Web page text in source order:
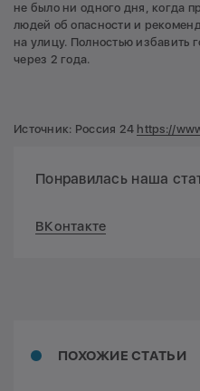
не было ни одного дня, когда
людей об опасности и
на улицу. Полностью избавить
через 2 года.
Источник: Россия 24 https://
Понравилась наша
ВКонтакте
ПОХОЖИЕ СТАТЬИ